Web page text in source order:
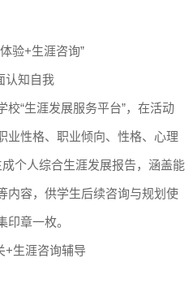
验+生涯咨询”
认知自我
校“生涯发展服务平台”，在活动
业性格、职业倾向、性格、心理
个人综合生涯发展报告，涵盖能
内容，供学生后续咨询与规划使
章一枚。
+生涯咨询辅导